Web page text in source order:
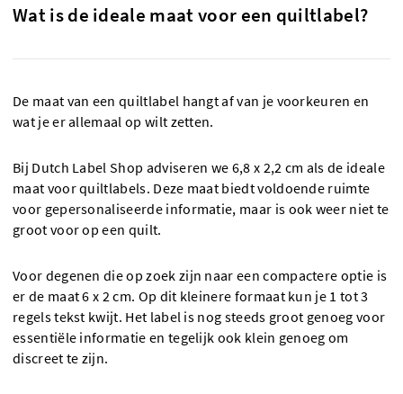
Wat is de ideale maat voor een quiltlabel?
De maat van een quiltlabel hangt af van je voorkeuren en
wat je er allemaal op wilt zetten.
Bij Dutch Label Shop adviseren we 6,8 x 2,2 cm als de ideale
maat voor quiltlabels. Deze maat biedt voldoende ruimte
voor gepersonaliseerde informatie, maar is ook weer niet te
groot voor op een quilt.
Voor degenen die op zoek zijn naar een compactere optie is
er de maat 6 x 2 cm. Op dit kleinere formaat kun je 1 tot 3
regels tekst kwijt. Het label is nog steeds groot genoeg voor
essentiële informatie en tegelijk ook klein genoeg om
discreet te zijn.